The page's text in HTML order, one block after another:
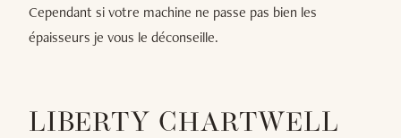
Cependant si votre machine ne passe pas bien les
épaisseurs je vous le déconseille.
LIBERTY CHARTWELL